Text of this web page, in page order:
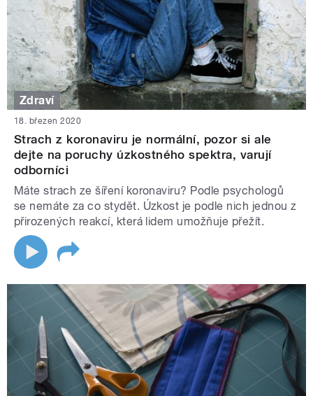
Zdraví
18. březen 2020
Strach z koronaviru je normální, pozor si ale
dejte na poruchy úzkostného spektra, varují
odborníci
Máte strach ze šíření koronaviru? Podle psychologů
se nemáte za co stydět. Úzkost je podle nich jednou z
přirozených reakcí, která lidem umožňuje přežít.